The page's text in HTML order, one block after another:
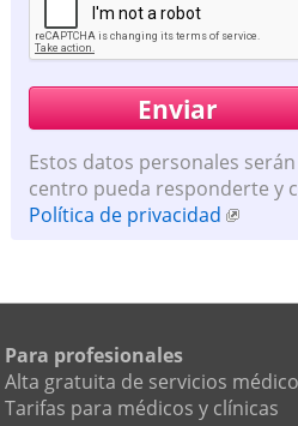
Estos datos personales
centro pueda responderte y
Política de privacidad
Para profesionales
Alta gratuita de servicios
Tarifas para médicos y clínicas